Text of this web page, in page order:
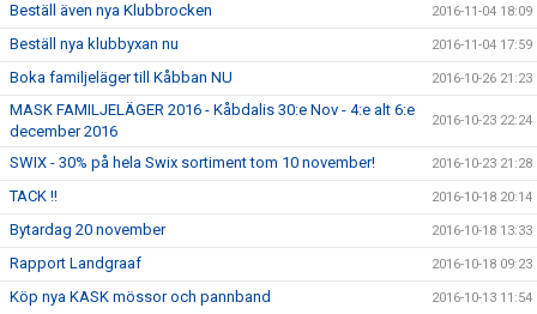
Beställ även nya Klubbrocken 2016-11-04 18:09
Beställ nya klubbyxan nu 2016-11-04 17:59
Boka familjeläger till Kåbban NU 2016-10-26 21:23
MASK FAMILJELÄGER 2016 - Kåbdalis 30:e Nov - 4:e alt 6:e
december 2016
2016-10-23 22:24
SWIX - 30% på hela Swix sortiment tom 10 november! 2016-10-23 21:28
TACK !! 2016-10-18 20:14
Bytardag 20 november 2016-10-18 13:33
Rapport Landgraaf 2016-10-18 09:23
Köp nya KASK mössor och pannband 2016-10-13 11:54